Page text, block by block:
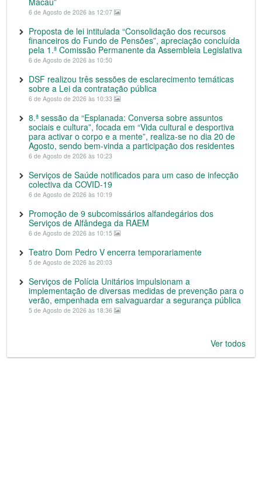
6 de Agosto de 2026 às 12:07
Proposta de lei intitulada “Consolidação dos recursos
financeiros do Fundo de Pensões”, apreciação concluída
pela 1.ª Comissão Permanente da Assembleia Legislativa
6 de Agosto de 2026 às 10:50
DSF realizou três sessões de esclarecimento temáticas
sobre a Lei da contratação pública
6 de Agosto de 2026 às 10:33
8.ª sessão da “Esplanada: Conversa sobre assuntos
sociais e cultura”, focada em “Vida cultural e desportiva
para activar o corpo e a mente”, realiza-se no dia 20 de
Agosto, sendo bem-vinda a participação dos residentes
6 de Agosto de 2026 às 10:23
Serviços de Saúde notificados para um caso de infecção
colectiva da COVID-19
6 de Agosto de 2026 às 10:19
Promoção de 9 subcomissários alfandegários dos
Serviços de Alfândega da RAEM
6 de Agosto de 2026 às 10:15
Teatro Dom Pedro V encerra temporariamente
5 de Agosto de 2026 às 20:03
Serviços de Polícia Unitários impulsionam a
implementação de diversas medidas de prevenção para o
verão, empenhada em salvaguardar a segurança pública
5 de Agosto de 2026 às 18:36
Ver todos